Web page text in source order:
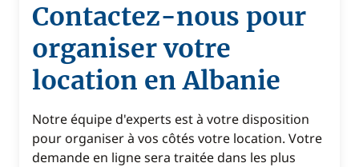
Contactez-nous pour
organiser votre
location en Albanie
Notre équipe d'experts est à votre disposition
pour organiser à vos côtés votre location. Votre
demande en ligne sera traitée dans les plus